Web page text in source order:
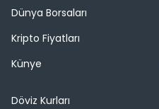
Dünya Borsaları
Kripto Fiyatları
Künye
Döviz Kurları